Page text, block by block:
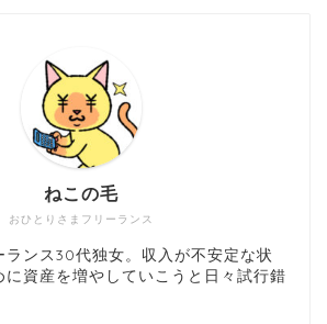
おひとりさまフリーランス
ねこの毛
ランス30代独女。収入が不安定な状
に資産を増やしていこうと日々試行錯